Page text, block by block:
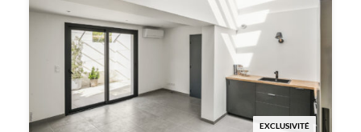
EXCLUSIVITÉ